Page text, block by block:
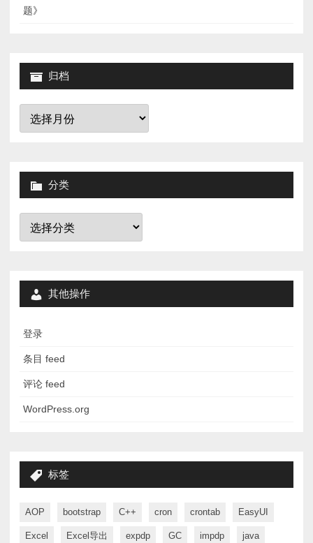
题》
归档
归
分类
分
其他操作
登录
条目 feed
评论 feed
WordPress.org
标签
AOP bootstrap C++ cron crontab EasyUI
Excel Excel导出 expdp GC impdp java